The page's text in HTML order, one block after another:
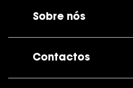
Sobre nós
Contactos